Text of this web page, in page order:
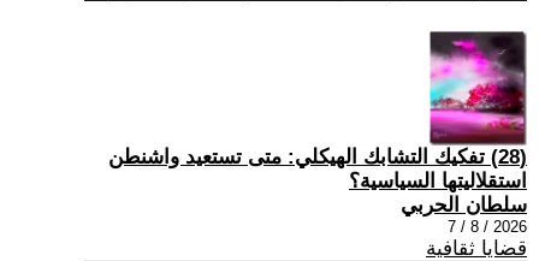
(28) تفكيك التشابك الهيكلي: متى تستعيد واشنطن
استقلاليتها السياسية؟
سلطان الحربي
2026 / 8 / 7
قضايا ثقافية